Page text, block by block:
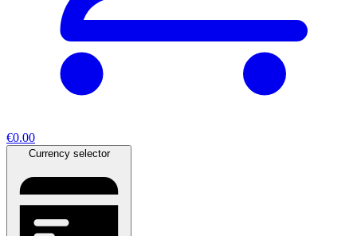
€0.00
Currency selector